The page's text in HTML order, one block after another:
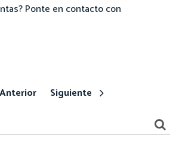
Ponte en contacto con
Anterior Siguiente